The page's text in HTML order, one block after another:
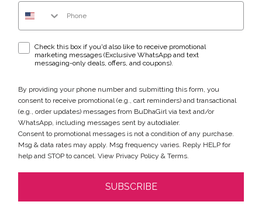
Phone Number
WhatsApp & text messaging opt-in checkbox
Check this box if you'd also like to receive promotional
marketing messages (Exclusive WhatsApp and text
messaging-only deals, offers, and coupons).
By providing your phone number and submitting this form, you
consent to receive promotional (e.g., cart reminders) and transactional
(e.g., order updates) messages from BuDhaGirl via text and/or
WhatsApp, including messages sent by autodialer.
Consent to promotional messages is not a condition of any purchase.
Msg & data rates may apply. Msg frequency varies. Reply HELP for
help and STOP to cancel. View Privacy Policy & Terms.
SUBSCRIBE